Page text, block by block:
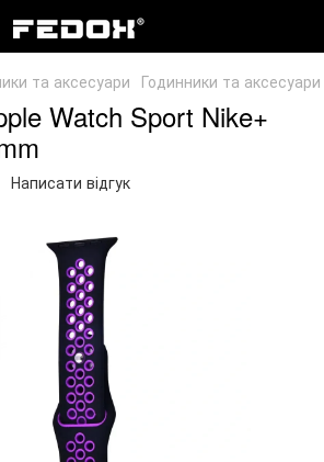
та аксесуари Годинники та
Watch Sport Nike+
Написати відгук